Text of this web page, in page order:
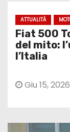
ATTUALITÀ
Fiat 500
del mito:
l’Italia
Giu 15, 2026